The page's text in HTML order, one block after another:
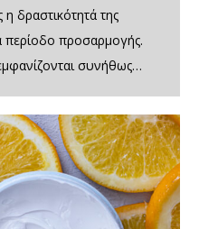
δραστικότητά της
περίοδο προσαρμογής.
συνήθως…